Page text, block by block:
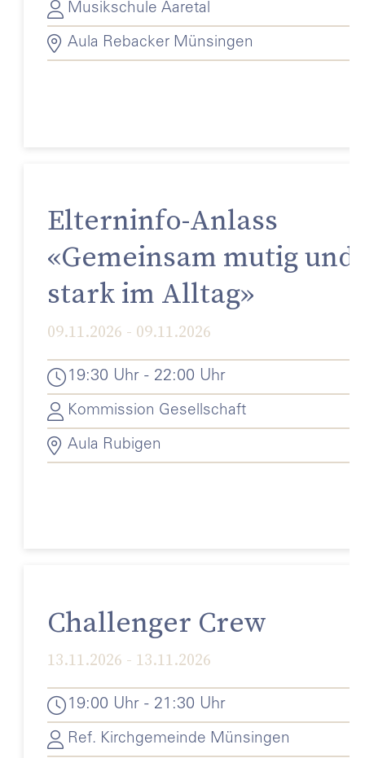
Musikschule Aaretal
Aula Rebacker Münsingen
Elterninfo-Anlass
«Gemeinsam mutig und
stark im Alltag»
09.11.2026 - 09.11.2026
19:30 Uhr - 22:00 Uhr
Kommission Gesellschaft
Aula Rubigen
Challenger Crew
13.11.2026 - 13.11.2026
19:00 Uhr - 21:30 Uhr
Ref. Kirchgemeinde Münsingen